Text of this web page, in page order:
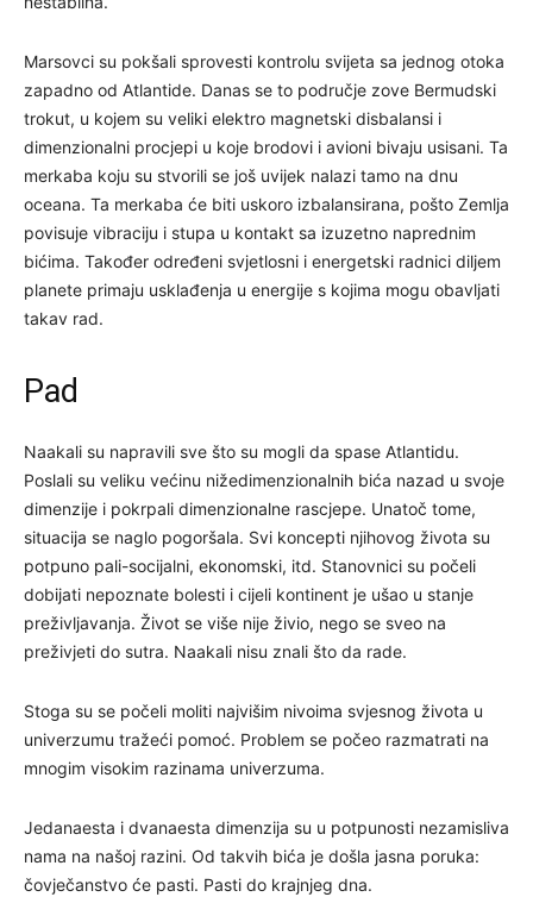
Marsovci su pokšali sprovesti kontrolu svijeta sa jednog otoka
zapadno od Atlantide. Danas se to područje zove Bermudski
trokut, u kojem su veliki elektro magnetski disbalansi i
dimenzionalni procjepi u koje brodovi i avioni bivaju usisani. Ta
merkaba koju su stvorili se još uvijek nalazi tamo na dnu
oceana. Ta merkaba će biti uskoro izbalansirana, pošto Zemlja
povisuje vibraciju i stupa u kontakt sa izuzetno naprednim
bićima. Također određeni svjetlosni i energetski radnici diljem
planete primaju usklađenja u energije s kojima mogu obavljati
takav rad.
Pad
Naakali su napravili sve što su mogli da spase Atlantidu.
Poslali su veliku većinu nižedimenzionalnih bića nazad u svoje
dimenzije i pokrpali dimenzionalne rascjepe. Unatoč tome,
situacija se naglo pogoršala. Svi koncepti njihovog života su
potpuno pali-socijalni, ekonomski, itd. Stanovnici su počeli
dobijati nepoznate bolesti i cijeli kontinent je ušao u stanje
preživljavanja. Život se više nije živio, nego se sveo na
preživjeti do sutra. Naakali nisu znali što da rade.
Stoga su se počeli moliti najvišim nivoima svjesnog života u
univerzumu tražeći pomoć. Problem se počeo razmatrati na
mnogim visokim razinama univerzuma.
Jedanaesta i dvanaesta dimenzija su u potpunosti nezamisliva
nama na našoj razini. Od takvih bića je došla jasna poruka:
čovječanstvo će pasti. Pasti do krajnjeg dna.